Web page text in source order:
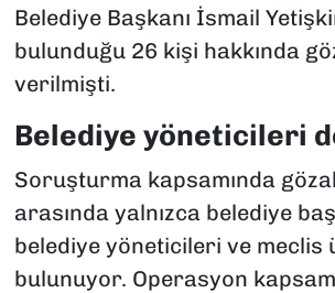
Belediye Başkanı İsmail
bulunduğu 26 kişi hakkında
verilmişti.
Belediye yöneticileri
Soruşturma kapsamında
arasında yalnızca belediye
belediye yöneticileri ve meclis
bulunuyor. Operasyon